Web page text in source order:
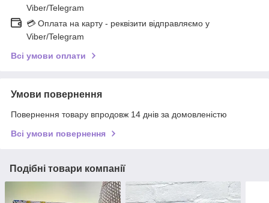
Viber/Telegram
💳 Оплата на карту - реквізити відправляємо у
Viber/Telegram
Всі умови оплати
Умови повернення
Повернення товару впродовж 14 днів за домовленістю
Всі умови повернення
Подібні товари компанії